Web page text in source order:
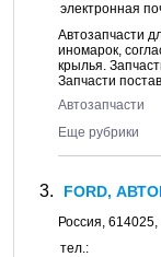
электронная
Автозапчасти
иномарок,
крылья.
Запчасти
Автозапчасти
Еще рубрики
FORD,
Россия, 614025,
тел.: